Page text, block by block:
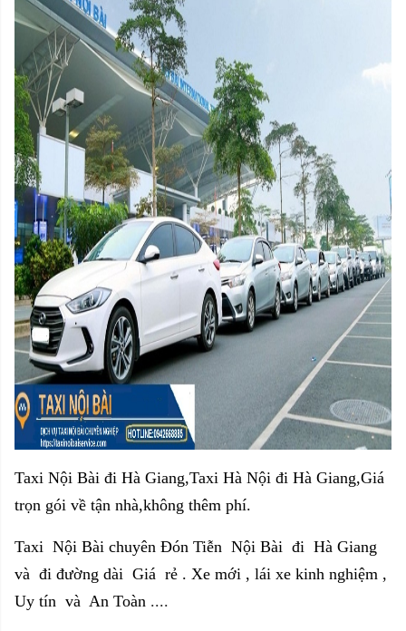
Taxi Nội Bài đi Hà Giang,Taxi Hà Nội đi Hà Giang,Giá
trọn gói về tận nhà,không thêm phí.
Taxi Nội Bài chuyên Đón Tiễn Nội Bài đi Hà Giang
và đi đường dài Giá rẻ . Xe mới , lái xe kinh nghiệm ,
Uy tín và An Toàn ....